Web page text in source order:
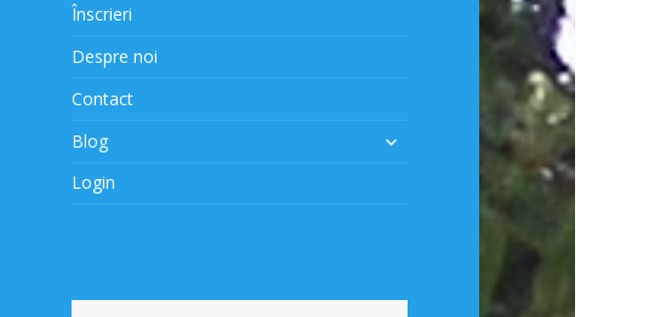
Înscrieri
Despre noi
Contact
Blog
extinde
Login